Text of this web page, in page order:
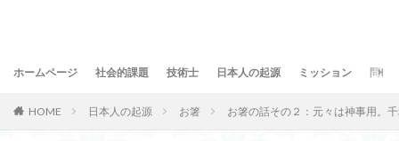
ホームページ 社会的課題 技術士 日本人の起源 ミッション 問合
HOME 日本人の起源 お箸 お箸の話その２：元々は神事用。